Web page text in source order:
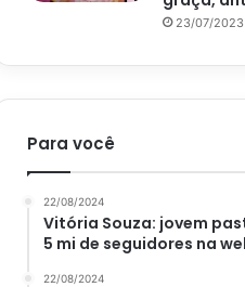
23/07/2023
Para você
22/08/2024
Vitória Souza: jovem
5 mi de seguidores na
22/08/2024